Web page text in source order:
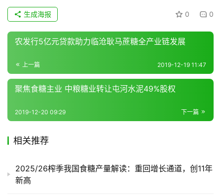
区
频
道
产
业
链
销
运
0 0
生成海报
农发行5亿元贷款助力临沧耿马蔗糖全产业链发展
上一篇 2019-12-19 11:47
聚焦食糖主业 中粮糖业转让屯河水泥49%股权
下一篇
2019-12-20 09:29
相关推荐
2025/26榨季我国食糖产量解读：重回增长通道，创11年
新高